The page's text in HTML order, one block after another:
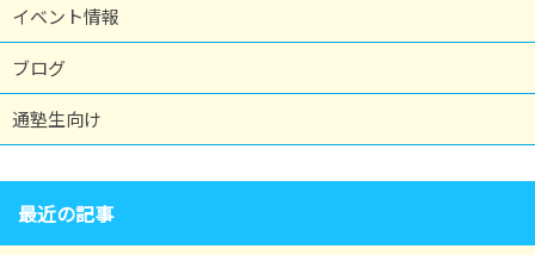
イベント情報
ブログ
通塾生向け
最近の記事